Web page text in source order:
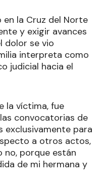
en la Cruz del Norte
y exigir avances
dolor se vio
interpreta como
judicial hacia el
la víctima, fue
convocatorias de
exclusivamente para
a otros actos,
no, porque están
de mi hermana y